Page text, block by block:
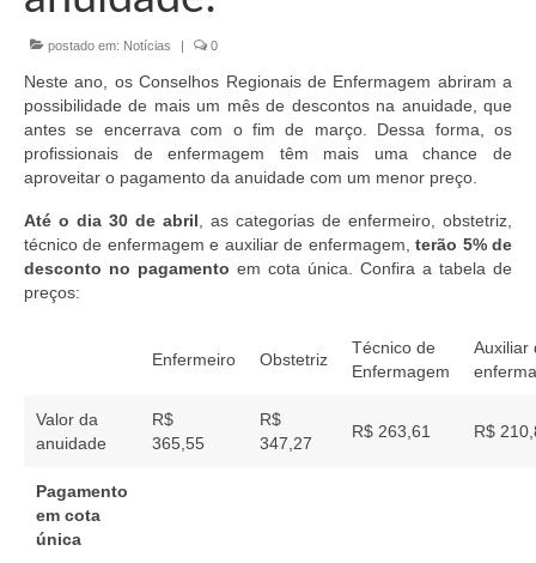
Conselheiros e Diretoria
Câmaras Técnicas
Carta de Serviços ao Cidadão
Transparência e Prestação de Contas
Eleições Triênio 2027-2029
Eleições Anteriores
Agenda do presidente
postado em: Notícias | 0
Neste ano, os Conselhos Regionais de Enfermagem abriram a
possibilidade de mais um mês de descontos na anuidade, que
antes se encerrava com o fim de março. Dessa forma, os
profissionais de enfermagem têm mais uma chance de
aproveitar o pagamento da anuidade com um menor preço.
Até o dia 30 de abril , as categorias de enfermeiro, obstetriz,
técnico de enfermagem e auxiliar de enfermagem,terão 5% de
desconto no pagamento em cota única. Confira a tabela de
preços:
Enfermeiro Obstetriz
Técnico de
Enfermagem
Auxiliar
Valor da
anuidade
R$
365,55
R$
347,27
R$ 263,61 R$
Pagamento
em cota
única